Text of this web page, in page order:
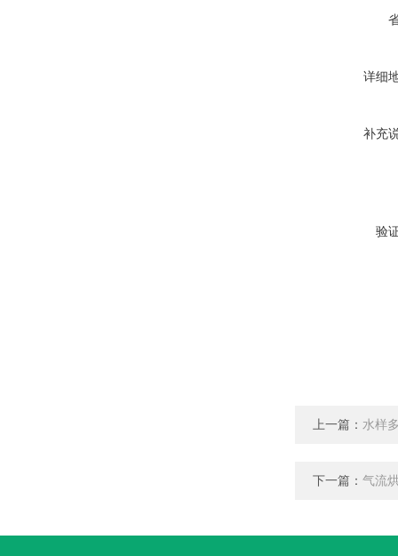
详细
补充
验
上一篇： 水样
下一篇： 气流